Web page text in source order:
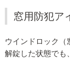
窓用防犯ア
ウインドロック（
解錠した状態でも